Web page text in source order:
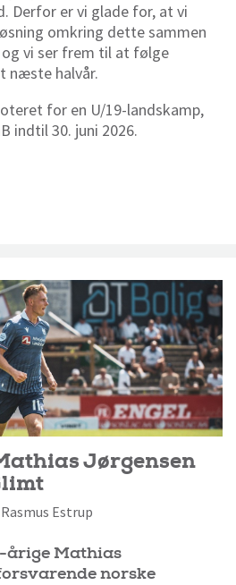
Derfor er vi glade for, at vi
omkring dette sammen
og vi ser frem til at følge
næste halvår.
for en U/19-landskamp,
indtil 30. juni 2026.
Jørgensen
Estrup
årige Mathias
norske